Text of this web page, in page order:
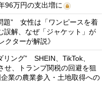
96万円の支出増に
題” 女性は「ワンピースを着
誤解、なぜ「ジャケット」が
クターが解説》
リング” SHEIN、TikTok、
、トランプ関税の回避を狙
業の農業参入・土地取得への